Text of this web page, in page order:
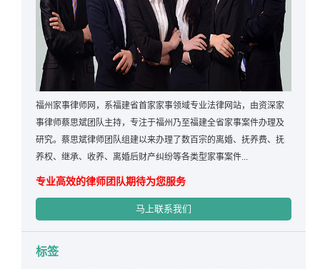
福州家事律师网，系福建省首家家事领域专业法律网站，由资深家
事律师蔡思斌团队主持，专注于福州乃至福建全省家事案件办理及
研究。蔡思斌律师团队组建以来办理了数百宗的离婚、抚养费、抚
养权、继承、收养、离婚后财产纠纷等各类型家事案件...
专业高效的律师团队期待为您服务
马上联系我们
标签